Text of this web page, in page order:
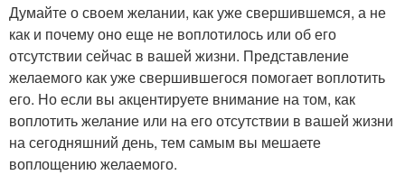
Думайте о своем желании, как уже свершившемся, а не
как и почему оно еще не воплотилось или об его
отсутствии сейчас в вашей жизни. Представление
желаемого как уже свершившегося помогает воплотить
его. Но если вы акцентируете внимание на том, как
воплотить желание или на его отсутствии в вашей жизни
на сегодняшний день, тем самым вы мешаете
воплощению желаемого.